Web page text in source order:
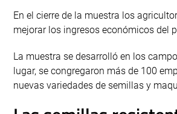
En el cierre de la muestra los
mejorar los ingresos económicos del
La muestra se desarrolló en los
lugar, se congregaron más de 100
nuevas variedades de semillas y